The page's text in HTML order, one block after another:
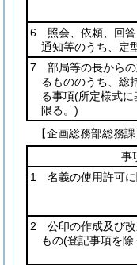
6 照会、依頼、回答
通知等のうち、定
7 部局等の長からの
るもののうち、総
る事項(所定様式に
限る。)
【企画総務部総務課
事
1 名義の使用許可に
2 公印の作成及び改
もの(登記事項を除